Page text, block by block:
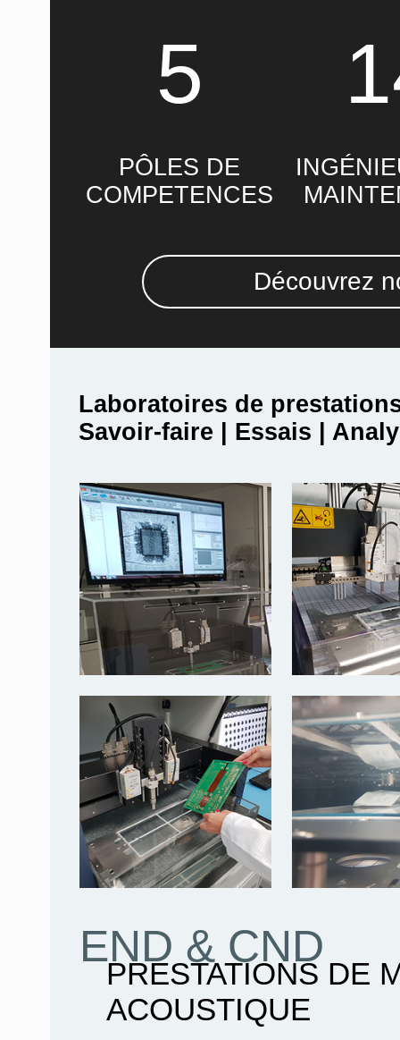
Découvrez
5
PÔLES DE
COMPETENCES
Laboratoires de
Savoir-faire | Essais |
END & CND
PRESTATIONS DE
ACOUSTIQUE